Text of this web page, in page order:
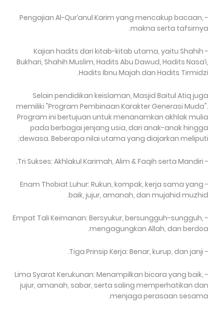
- Pengajian Al-Qur’anul Karim yang mencakup bacaan,
makna serta tafsirnya.
- Kajian hadits dari kitab-kitab utama, yaitu Shahih
Bukhari, Shahih Muslim, Hadits Abu Dawud, Hadits Nasa’i,
Hadits Ibnu Majah dan Hadits Tirmidzi.
Selain pendidikan keislaman, Masjid Baitul Atiq juga
memiliki "Program Pembinaan Karakter Generasi Muda".
Program ini bertujuan untuk menanamkan akhlak mulia
pada berbagai jenjang usia, dari anak-anak hingga
dewasa. Beberapa nilai utama yang diajarkan meliputi:
- Tri Sukses: Akhlakul Karimah, Alim & Faqih serta Mandiri.
- Enam Thobiat Luhur: Rukun, kompak, kerja sama yang
baik, jujur, amanah, dan mujahid muzhid.
- Empat Tali Keimanan: Bersyukur, bersungguh-sungguh,
mengagungkan Allah, dan berdoa.
- Tiga Prinsip Kerja: Benar, kurup, dan janji.
- Lima Syarat Kerukunan: Menampilkan bicara yang baik,
jujur, amanah, sabar, serta saling memperhatikan dan
menjaga perasaan sesama.